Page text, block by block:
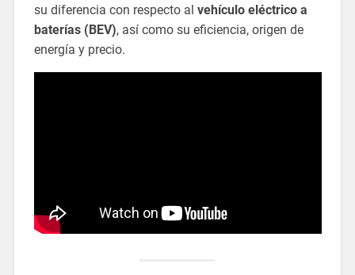
su diferencia con respecto al vehículo eléctrico a
baterías (BEV), así como su eficiencia, origen de
energía y precio.